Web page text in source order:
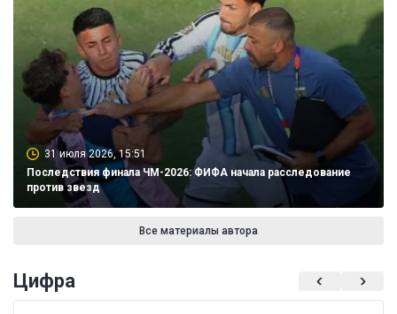
31 июля 2026, 15:51
Последствия финала ЧМ-2026: ФИФА начала расследование
против звезд
Все материалы автора
Цифра